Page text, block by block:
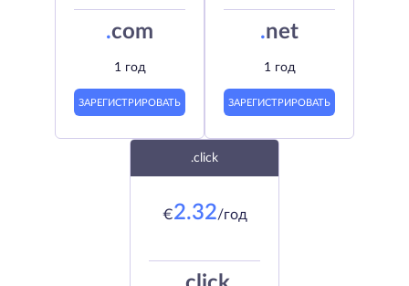
.com
1 год
ЗАРЕГИСТРИРОВАТЬ
.net
1 год
ЗАРЕГИСТРИРОВАТЬ
.click
€2.32/год